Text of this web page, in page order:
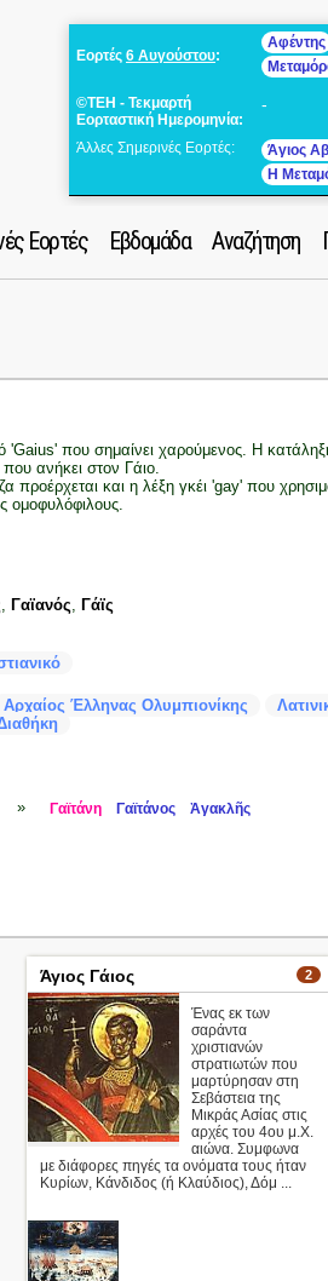
Εορτές 6 Αυγούστου:
Αφέντης
©ΤΕΗ - Τεκμαρτή
Εορταστική Ημερομηνία:
-
Άλλες Σημερινές Εορτές: Άγιος
Η
Εορτές Εβδομάδα Αναζήτηση
'Gaius' που σημαίνει χαρούμενος. Η
που ανήκει στον Γάιο.
προέρχεται και η λέξη γκέι 'gay' που
ομοφυλόφιλους.
, Γαϊανός, Γάϊς
Αρχαίος Έλληνας Ολυμπιονίκης
» Γαϊτάνη Γαϊτάνος Ἀγακλῆς
2
Άγιος Γάιος
Ένας εκ των
σαράντα
χριστιανών
στρατιωτών που
μαρτύρησαν στη
Σεβάστεια της
Μικράς Ασίας στις
αρχές του 4ου μ.Χ.
αιώνα. Συμφωνα
με διάφορες πηγές τα ονόματα τους ήταν
Κυρίων, Κάνδιδος (ή Κλαύδιος), Δόμ ...